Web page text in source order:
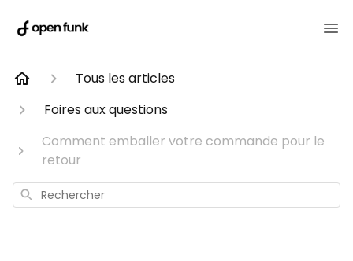
Tous les articles
Foires aux questions
Comment emballer votre commande pour le
retour
Rechercher